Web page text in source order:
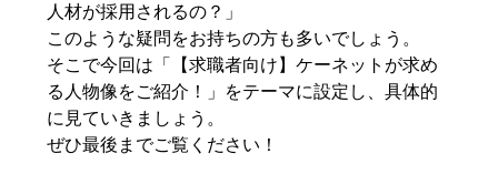
人材が採用されるの？」
このような疑問をお持ちの方も多いでしょう。
そこで今回は「【求職者向け】ケーネットが求め
る人物像をご紹介！」をテーマに設定し、具体的
に見ていきましょう。
ぜひ最後までご覧ください！